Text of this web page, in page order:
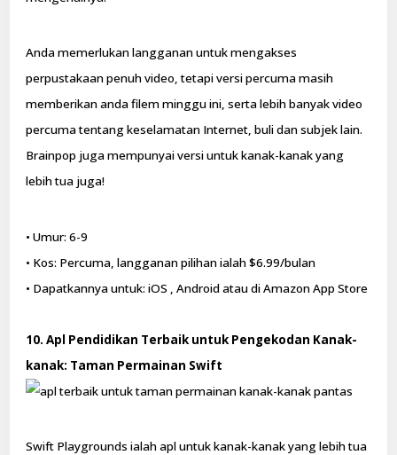
Anda memerlukan langganan untuk mengakses
perpustakaan penuh video, tetapi versi percuma masih
memberikan anda filem minggu ini, serta lebih banyak video
percuma tentang keselamatan Internet, buli dan subjek lain.
Brainpop juga mempunyai versi untuk kanak-kanak yang
lebih tua juga!
• Umur: 6-9
• Kos: Percuma, langganan pilihan ialah $6.99/bulan
• Dapatkannya untuk: iOS , Android atau di Amazon App Store
10. Apl Pendidikan Terbaik untuk Pengekodan Kanak-
kanak: Taman Permainan Swift
Swift Playgrounds ialah apl untuk kanak-kanak yang lebih tua